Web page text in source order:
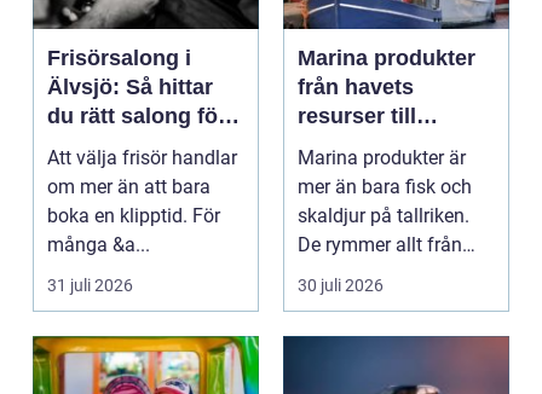
Frisörsalong i
Älvsjö: Så hittar
du rätt salong för
din stil och vardag
Att välja frisör handlar
om mer än att bara
boka en klipptid. För
många &a...
31 juli 2026
Marina produkter
från havets
resurser till
hållbara
upplevelser
Marina produkter är
mer än bara fisk och
skaldjur på tallriken.
De rymmer allt från
mat och hälsa ti...
30 juli 2026